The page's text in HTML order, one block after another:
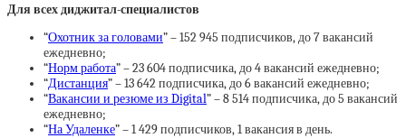
Для всех диджитал-специалистов
“Охотник за головами” – 152 945 подписчиков, до 7 вакансий
ежедневно;
“Норм работа” – 23 604 подписчика, до 4 вакансий ежедневно;
“Дистанция” – 13 642 подписчика, до 6 вакансий ежедневно;
“Вакансии и резюме из Digital” – 8 514 подписчика, до 5 вакансий
ежедневно;
“На Удаленке” – 1 429 подписчиков, 1 вакансия в день.